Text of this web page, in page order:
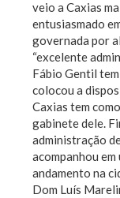
veio a Caxias
entusiasmado
governada por
“excelente
Fábio Gentil
colocou a
Caxias tem
gabinete dele.
administração
acompanhou
andamento na
Dom Luís